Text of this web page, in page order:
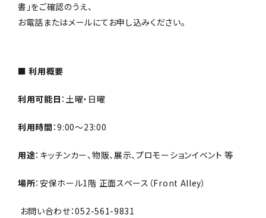
書」をご確認のうえ、
お電話またはメールにてお申し込みください。
■ 利用概要
利用可能日 ：土曜・日曜
利用時間 ：9:00〜23:00
用途：キッチンカー、物販、展示、プロモーションイベント 等
場所：安保ホール1階 正面スペース（Front Alley）
お問い合わせ：052-561-9831